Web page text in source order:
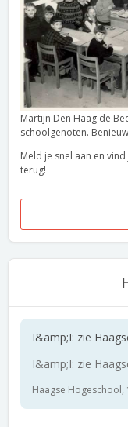
Martijn Den Haag de
schoolgenoten.
Meld je snel aan en
terug!
I&amp;I: zie
I&amp;I: zie
Haagse Hogeschool,